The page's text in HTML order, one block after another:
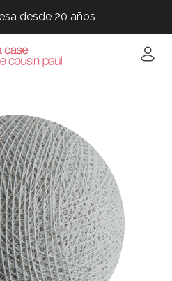
desde 20 años
desde 20 años
desde 20 años